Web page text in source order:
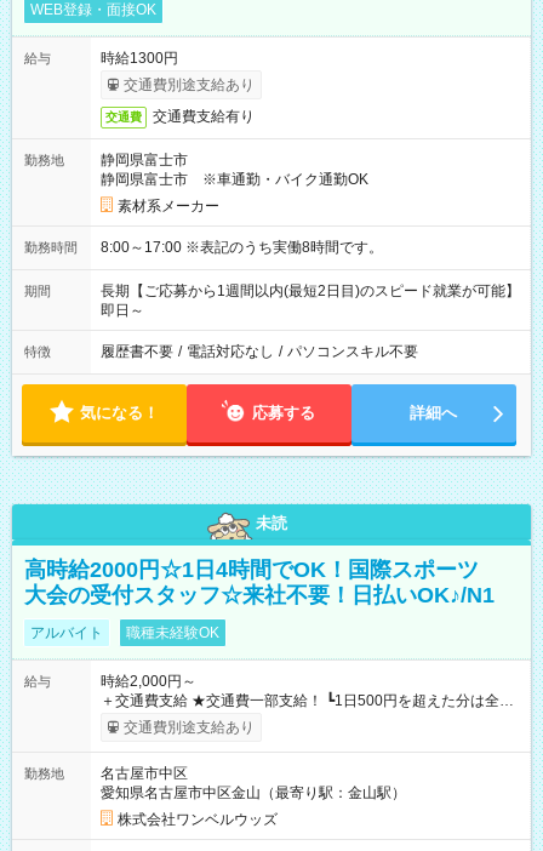
WEB登録・面接OK
給与
時給1300円
交通費別途支給あり
交通費 交通費支給有り
勤務地
静岡県富士市
静岡県富士市 ※車通勤・バイク通勤OK
素材系メーカー
勤務時間 8:00～17:00 ※表記のうち実働8時間です。
期間
長期【ご応募から1週間以内(最短2日目)のスピード就業が可能】
即日～
特徴 履歴書不要 / 電話対応なし / パソコンスキル不要
気になる！ 応募する 詳細へ
未読
高時給2000円☆1日4時間でOK！国際スポーツ
大会の受付スタッフ☆来社不要！日払いOK♪/N1
アルバイト 職種未経験OK
給与
時給2,000円～
＋交通費支給 ★交通費一部支給！ ┗1日500円を超えた分は全額
支給！ ※往復500円以内の方は自己負担となります ★日払い
OK！（規定あり） ┗働いたその日に現金GET♪ お仕事後はコン
期間なし
交通費別途支給あり
勤務地
名古屋市中区
愛知県名古屋市中区金山（最寄り駅：金山駅）
株式会社ワンベルウッズ